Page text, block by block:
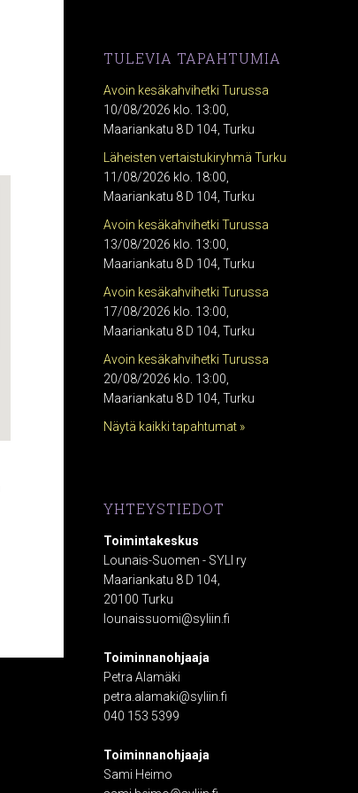
TULEVIA TAPAHTUMIA
Avoin kesäkahvihetki Turussa
10/08/2026 klo. 13:00,
Maariankatu 8 D 104, Turku
Läheisten vertaistukiryhmä Turku
11/08/2026 klo. 18:00,
Maariankatu 8 D 104, Turku
Avoin kesäkahvihetki Turussa
13/08/2026 klo. 13:00,
Maariankatu 8 D 104, Turku
Avoin kesäkahvihetki Turussa
17/08/2026 klo. 13:00,
Maariankatu 8 D 104, Turku
Avoin kesäkahvihetki Turussa
20/08/2026 klo. 13:00,
Maariankatu 8 D 104, Turku
Näytä kaikki tapahtumat »
YHTEYSTIEDOT
Toimintakeskus
Lounais-Suomen - SYLI ry
Maariankatu 8 D 104,
20100 Turku
lounaissuomi@syliin.fi
Toiminnanohjaaja
Petra Alamäki
petra.alamaki@syliin.fi
040 153 5399
Toiminnanohjaaja
Sami Heimo